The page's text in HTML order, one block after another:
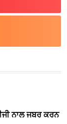
ਨਾਲ ਜਬਰ ਕਰਨ